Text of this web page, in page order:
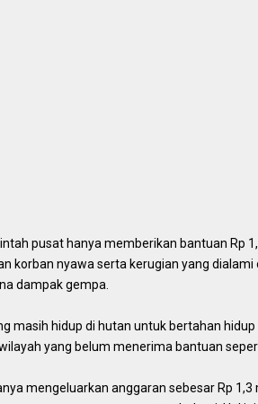
pusat hanya memberikan bantuan Rp
korban nyawa serta kerugian yang
dampak gempa.
masih hidup di hutan untuk bertahan hidup
yang belum menerima bantuan
mengeluarkan anggaran sebesar Rp